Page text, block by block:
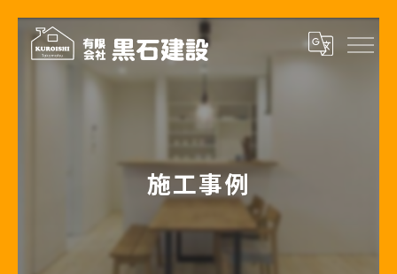
施工事例